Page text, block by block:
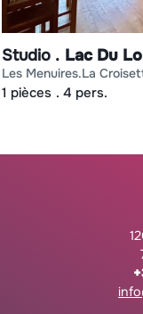
Studio Lac Du
les menuires la
1 pièces 4 pers.